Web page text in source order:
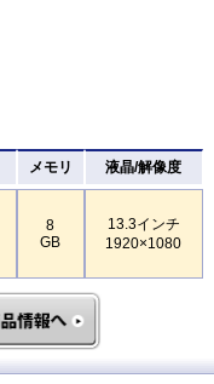
メモリ 液晶/解像度
8
GB
13.3インチ
1920×1080